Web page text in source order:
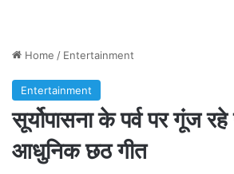
Home / Entertainment
Entertainment
सूर्योपासना के पर्व पर गूंज
आधुनिक छठ गीत